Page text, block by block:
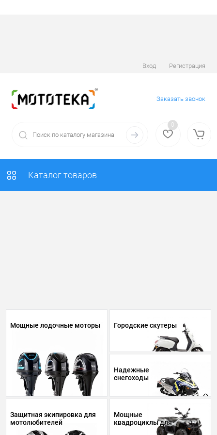
Вход Регистрация
Заказать звонок
0
Каталог товаров
Мощные лодочные моторы Городские скутеры
Надежные
снегоходы
Защитная экипировка для
мотолюбителей
Мощные
квадроциклы для